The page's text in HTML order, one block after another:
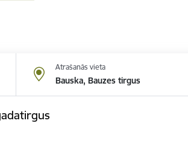
Atrašanās vieta
Bauska, Bauzes tirgus